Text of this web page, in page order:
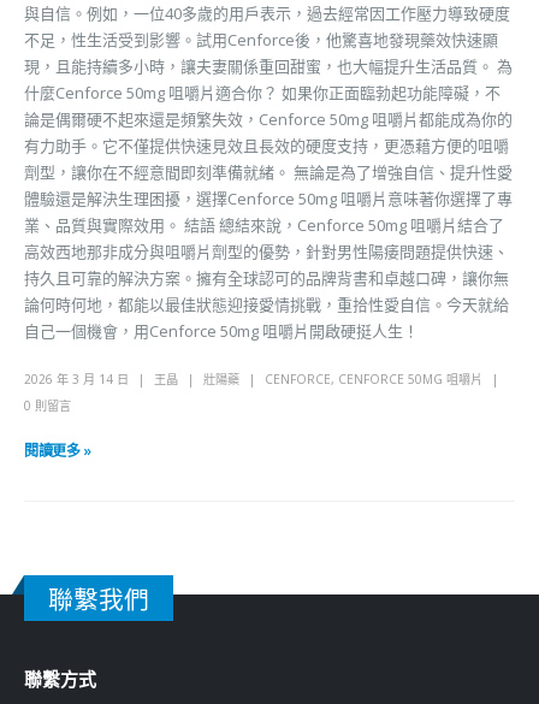
與自信。例如，一位40多歲的用戶表示，過去經常因工作壓力導致硬度
不足，性生活受到影響。試用Cenforce後，他驚喜地發現藥效快速顯
現，且能持續多小時，讓夫妻關係重回甜蜜，也大幅提升生活品質。 為
什麼Cenforce 50mg 咀嚼片適合你？ 如果你正面臨勃起功能障礙，不
論是偶爾硬不起來還是頻繁失效，Cenforce 50mg 咀嚼片都能成為你的
有力助手。它不僅提供快速見效且長效的硬度支持，更憑藉方便的咀嚼
劑型，讓你在不經意間即刻準備就緒。 無論是為了增強自信、提升性愛
體驗還是解決生理困擾，選擇Cenforce 50mg 咀嚼片意味著你選擇了專
業、品質與實際效用。 結語 總結來說，Cenforce 50mg 咀嚼片結合了
高效西地那非成分與咀嚼片劑型的優勢，針對男性陽痿問題提供快速、
持久且可靠的解決方案。擁有全球認可的品牌背書和卓越口碑，讓你無
論何時何地，都能以最佳狀態迎接愛情挑戰，重拾性愛自信。今天就給
自己一個機會，用Cenforce 50mg 咀嚼片開啟硬挺人生！
2026 年 3 月 14 日 王晶 壯陽藥 CENFORCE, CENFORCE 50MG 咀嚼片
0 則留言
閱讀更多 »
聯繫我們
聯繫方式